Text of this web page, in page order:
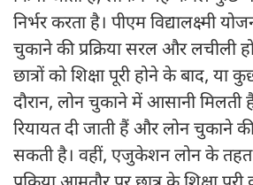
निर्भर करता है। पीएम विद्यालक्ष्मी
चुकाने की प्रक्रिया सरल और लचीली
छात्रों को शिक्षा पूरी होने के बाद, या
दौरान, लोन चुकाने में आसानी
रियायत दी जाती हैं और लोन चुकाने
सकती है। वहीं, एजुकेशन लोन के